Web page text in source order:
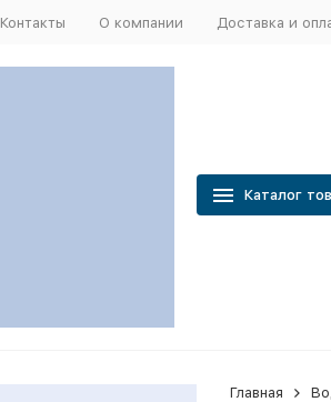
Контакты О компании Доставка и
Каталог
Главная